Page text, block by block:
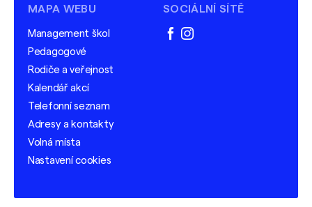
MAPA WEBU
Management škol
Pedagogové
Rodiče a veřejnost
Kalendář akcí
Telefonní seznam
Adresy a kontakty
Volná místa
Nastavení cookies
SOCIÁLNÍ SÍTĚ
facebook
instagram